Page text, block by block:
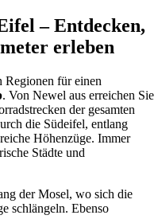
– Entdecken,
erleben
Regionen für einen
. Von Newel aus erreichen Sie
der gesamten
die Südeifel, entlang
Höhenzüge. Immer
Städte und
der Mosel, wo sich die
schlängeln. Ebenso